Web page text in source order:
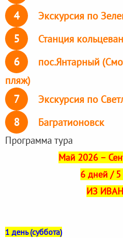
4 Экскурсия по
5 Станция
6
пос.Янтарный
пляж)
7 Экскурсия по
8 Багратионовск
Программа тура
Май 2026 –
6 дней / 5
ИЗ
1 день (суббота)